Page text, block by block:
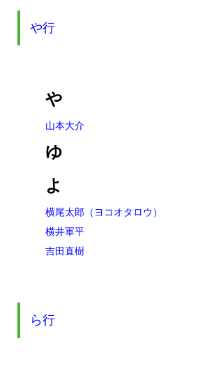
や行
や
山本大介
ゆ
よ
横尾太郎（ヨコオタロウ）
横井軍平
吉田直樹
ら行